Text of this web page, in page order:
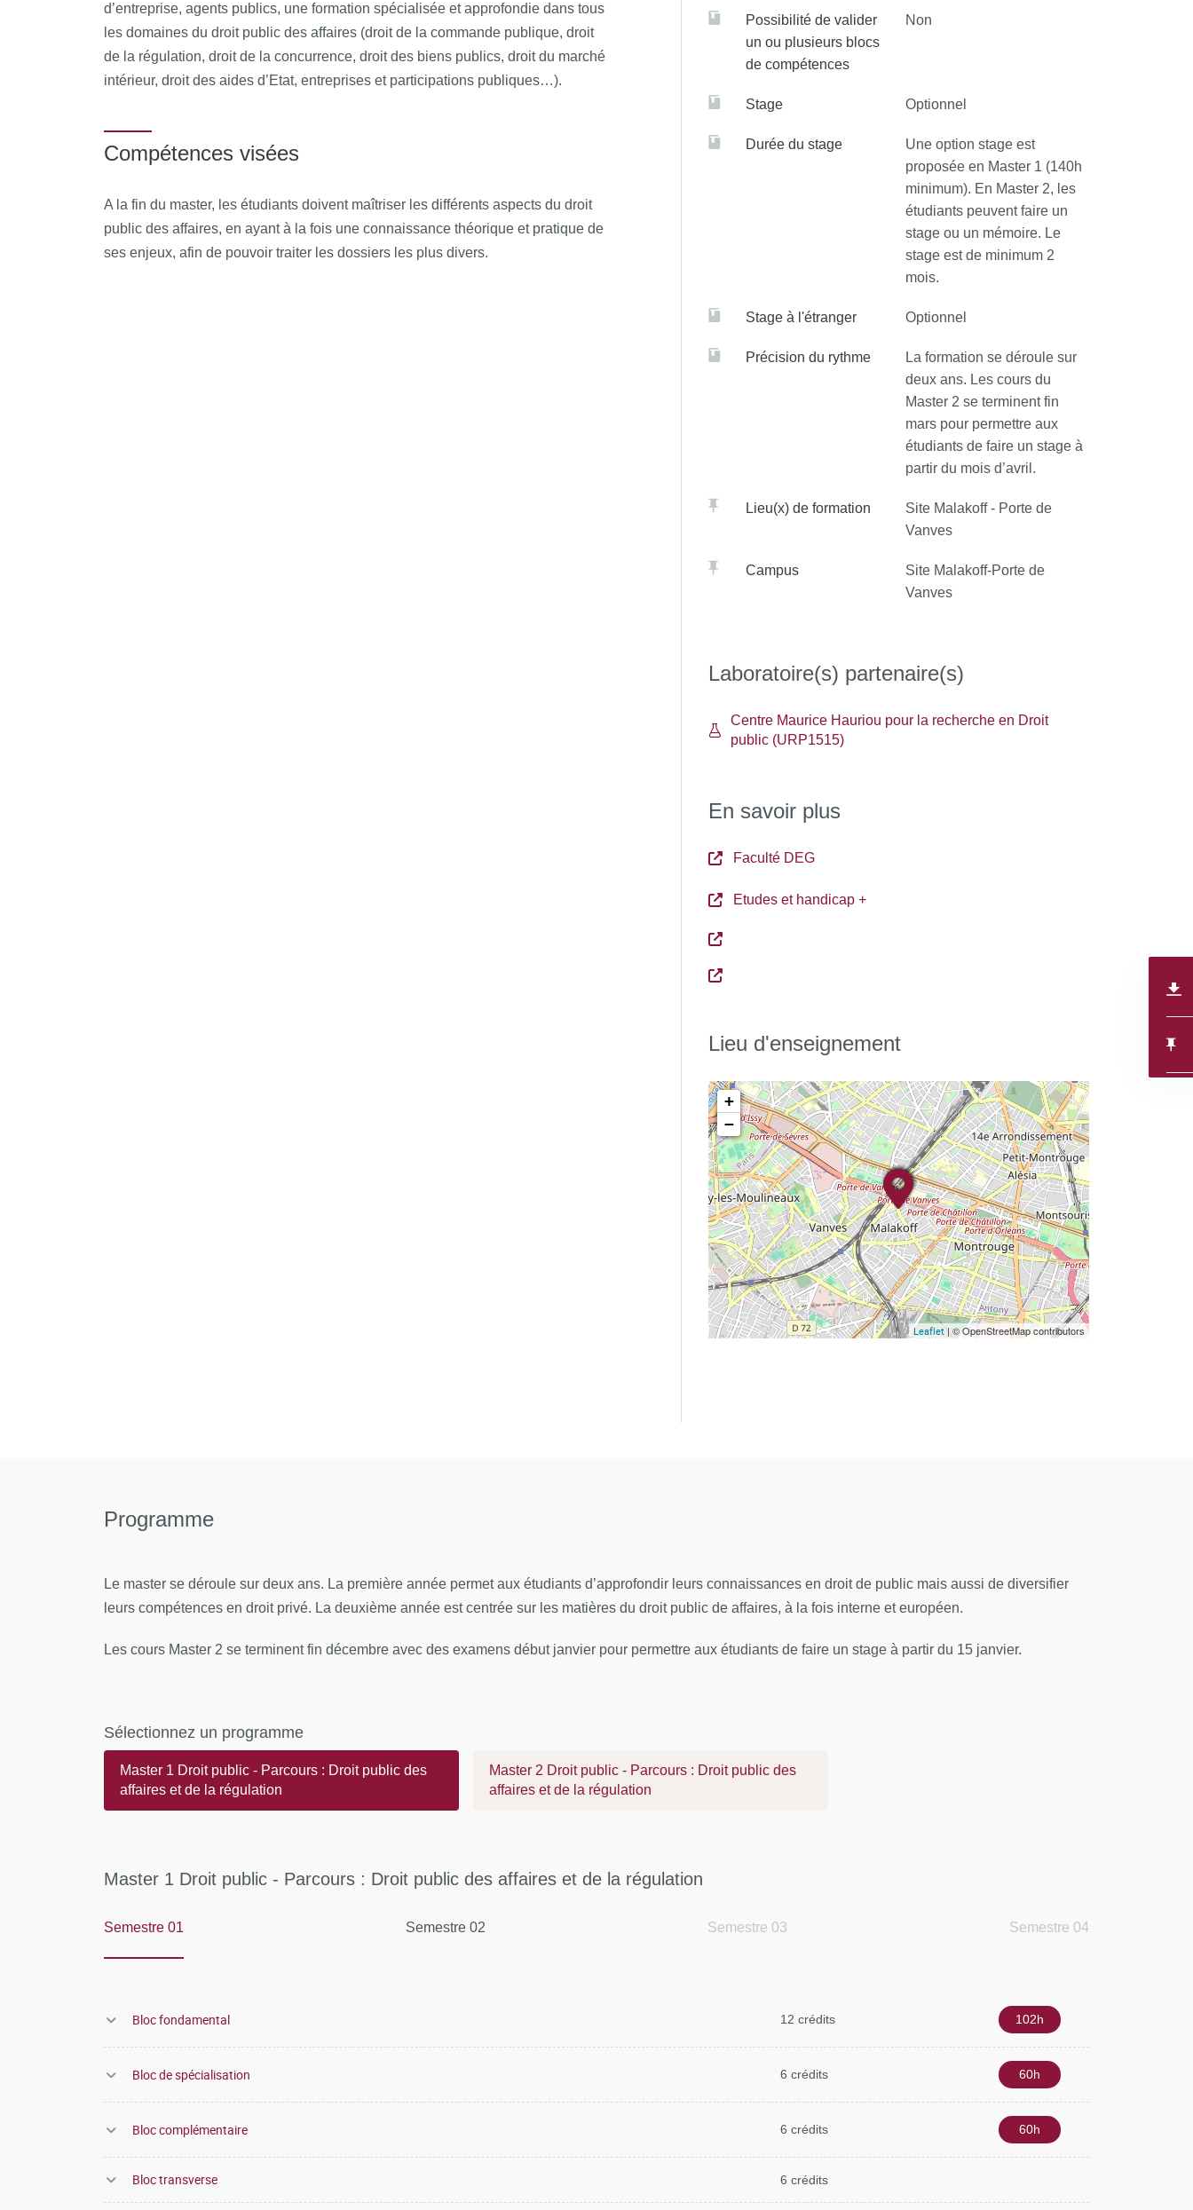
d’entreprise, agents publics, une formation spécialisée et approfondie dans tous
les domaines du droit public des affaires (droit de la commande publique, droit
de la régulation, droit de la concurrence, droit des biens publics, droit du marché
intérieur, droit des aides d’Etat, entreprises et participations publiques…).
Compétences visées
A la fin du master, les étudiants doivent maîtriser les différents aspects du droit
public des affaires, en ayant à la fois une connaissance théorique et pratique de
ses enjeux, afin de pouvoir traiter les dossiers les plus divers.
Possibilité de valider
un ou plusieurs blocs
de compétences
Non
Stage Optionnel
Durée du stage
Une option stage est
proposée en Master 1 (140h
minimum). En Master 2, les
étudiants peuvent faire un
stage ou un mémoire. Le
stage est de minimum 2
mois.
Stage à l'étranger Optionnel
Précision du rythme
La formation se déroule sur
deux ans. Les cours du
Master 2 se terminent fin
mars pour permettre aux
étudiants de faire un stage à
partir du mois d’avril.
Lieu(x) de formation
Site Malakoff - Porte de
Vanves
Campus
Site Malakoff-Porte de
Vanves
Laboratoire(s) partenaire(s)
Centre Maurice Hauriou pour la recherche en Droit
public (URP1515)
En savoir plus
Faculté DEG
Etudes et handicap +
Lieu d'enseignement
+
−
Leaflet | © OpenStreetMap contributors
Programme
Le master se déroule sur deux ans. La première année permet aux étudiants d’approfondir leurs connaissances en droit de public mais aussi de diversifier
leurs compétences en droit privé. La deuxième année est centrée sur les matières du droit public de affaires, à la fois interne et européen.
Les cours Master 2 se terminent fin décembre avec des examens début janvier pour permettre aux étudiants de faire un stage à partir du 15 janvier.
Sélectionnez un programme
Master 1 Droit public - Parcours : Droit public des
affaires et de la régulation
Master 2 Droit public - Parcours : Droit public des
affaires et de la régulation
Master 1 Droit public - Parcours : Droit public des affaires et de la régulation
Semestre 01 Semestre 02 Semestre 03 Semestre 04
Bloc fondamental 12 crédits 102h
Bloc de spécialisation 6 crédits 60h
Bloc complémentaire 6 crédits 60h
Bloc transverse 6 crédits